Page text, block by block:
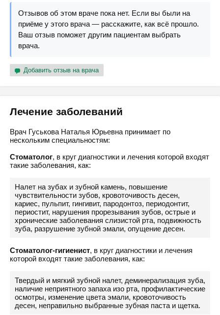
Отзывов об этом враче пока нет. Если вы были на
приёме у этого врача — расскажите, как всё прошло.
Ваш отзыв поможет другим пациентам выбрать
врача.
Добавить отзыв на врача
Лечение заболеваний
Врач Гуськова Наталья Юрьевна принимает по
нескольким специальностям:
Стоматолог, в круг диагностики и лечения которой входят
такие заболевания, как:
Налет на зубах и зубной камень, повышение
чувствительности зубов, кровоточивость десен,
кариес, пульпит, гингивит, пародонтоз, периодонтит,
периостит, нарушения прорезывания зубов, острые и
хронические заболевания слизистой рта, подвижность
зуба, разрушение зубной эмали, опущение десен.
Стоматолог-гигиенист, в круг диагностики и лечения
которой входят такие заболевания, как:
Твердый и мягкий зубной налет, деминерализация зуба,
наличие неприятного запаха изо рта, профилактические
осмотры, изменение цвета эмали, кровоточивость
десен, неправильно выбранные зубная паста и щетка.